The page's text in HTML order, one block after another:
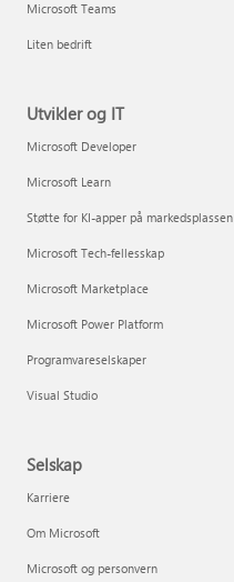
Microsoft Teams
Liten bedrift
Utvikler og IT
Microsoft Developer
Microsoft Learn
Støtte for KI-apper på markedsplassen
Microsoft Tech-fellesskap
Microsoft Marketplace
Microsoft Power Platform
Programvareselskaper
Visual Studio
Selskap
Karriere
Om Microsoft
Microsoft og personvern